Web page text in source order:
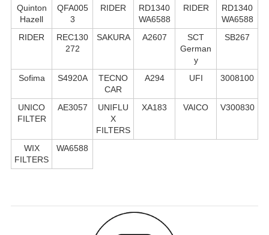
Quinton
Hazell
QFA005
3
RIDER
RD1340
WA6588
RIDER
RD1340
WA6588
RIDER
REC130
272
SAKURA A2607
SCT
German
y
SB267
Sofima S4920A
TECNO
CAR
A294 UFI 3008100
UNICO
FILTER
AE3057
UNIFLU
X
FILTERS
XA183 VAICO V300830
WIX
FILTERS
WA6588